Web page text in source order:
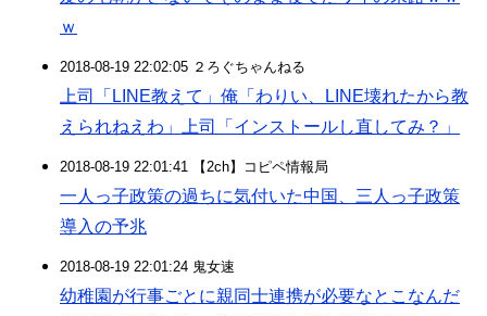
ｗ
2018-08-19 22:02:05 ２ろぐちゃんねる
上司「LINE教えて」俺「わりい、LINE壊れたから教
えられねえわ」上司「インストールし直してみ？」
2018-08-19 22:01:41 【2ch】コピペ情報局
一人っ子政策の過ちに気付いた中国、三人っ子政策
導入の予兆
2018-08-19 22:01:24 鬼女速
幼稚園が行事ごとに親同士連携が必要なとこなんだ